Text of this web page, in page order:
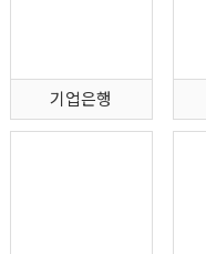
기업은행